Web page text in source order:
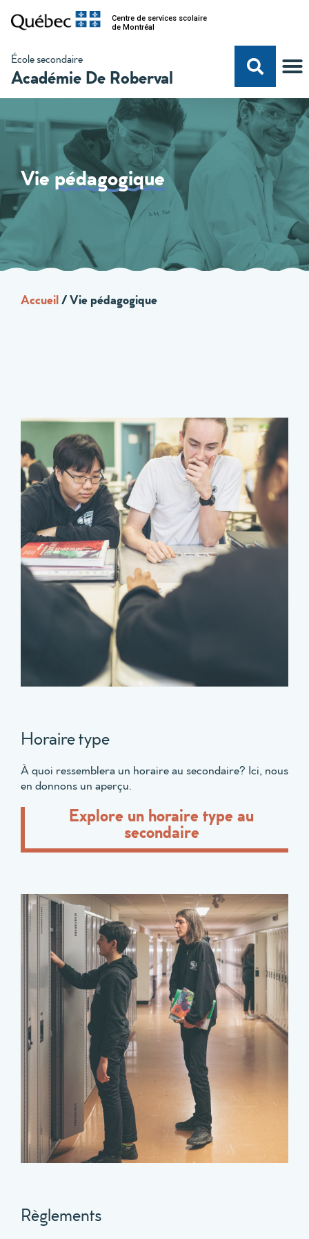
Centre de services scolaire
de Montréal
École secondaire
Académie De Roberval
Viepédagogique
Accueil/Vie pédagogique
Horaire type
À quoi ressemblera un horaire au secondaire? Ici, nous
en donnons un aperçu.
Explore un horaire type au
secondaire
Règlements